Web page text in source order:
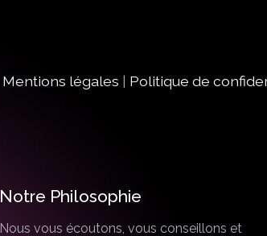
Mentions légales | Politique de
Notre Philosophie
Nous vous écoutons, vous conseillons et